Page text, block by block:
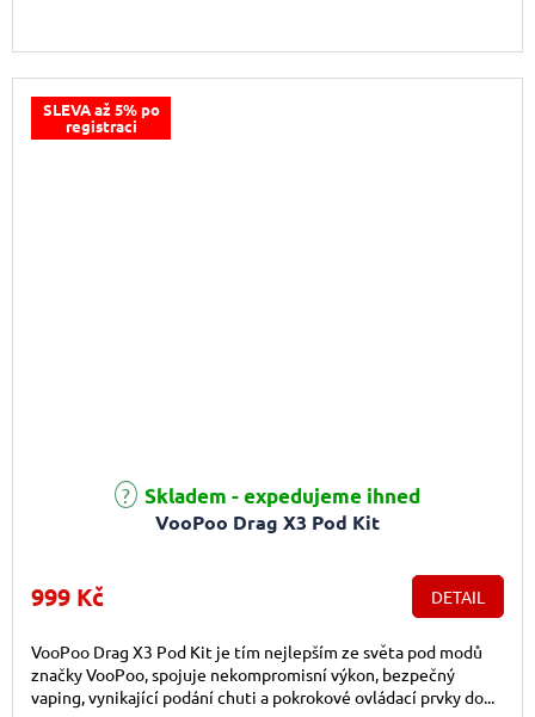
SLEVA až 5% po
registraci
VooPoo Drag X3 Pod Kit
Skladem - expedujeme ihned
999 Kč DETAIL
VooPoo Drag X3 Pod Kit je tím nejlepším ze světa pod modů
značky VooPoo, spojuje nekompromisní výkon, bezpečný
vaping, vynikající podání chuti a pokrokové ovládací prvky do...